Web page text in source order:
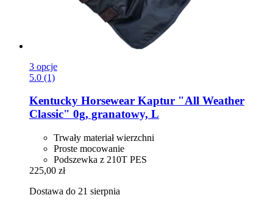
3 opcje
5.0 (1)
Kentucky Horsewear Kaptur "All Weather
Classic" 0g, granatowy, L
Trwały materiał wierzchni
Proste mocowanie
Podszewka z 210T PES
225,00 zł
Dostawa do 21 sierpnia